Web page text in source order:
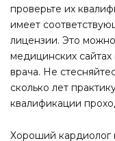
проверьте их
имеет
лицензии. Это
медицинских
врача. Не
сколько лет
квалификации
Хороший кардиолог